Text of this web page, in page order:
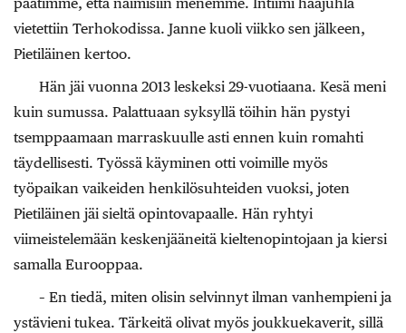
päätimme, että naimisiin menemme. Intiimi hääjuhla
vietettiin Terhokodissa. Janne kuoli viikko sen jälkeen,
Pietiläinen kertoo.
Hän jäi vuonna 2013 leskeksi 29-vuotiaana. Kesä meni
kuin sumussa. Palattuaan syksyllä töihin hän pystyi
tsemppaamaan marraskuulle asti ennen kuin romahti
täydellisesti. Työssä käyminen otti voimille myös
työpaikan vaikeiden henkilösuhteiden vuoksi, joten
Pietiläinen jäi sieltä opintovapaalle. Hän ryhtyi
viimeistelemään keskenjääneitä kieltenopintojaan ja kiersi
samalla Eurooppaa.
– En tiedä, miten olisin selvinnyt ilman vanhempieni ja
ystävieni tukea. Tärkeitä olivat myös joukkuekaverit, sillä